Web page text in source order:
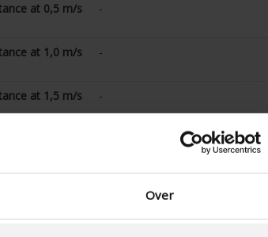
Over
at 0,5 m/s
-
at 1,0 m/s
-
at 1,5 m/s
-